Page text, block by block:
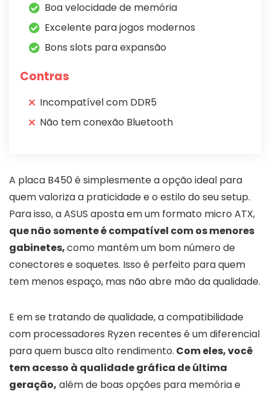
Boa velocidade de memória
Excelente para jogos modernos
Bons slots para expansão
Contras
Incompatível com DDR5
Não tem conexão Bluetooth
A placa B450 é simplesmente a opção ideal para
quem valoriza a praticidade e o estilo do seu setup.
Para isso, a ASUS aposta em um formato micro ATX,
que não somente é compatível com os menores
gabinetes,como mantém um bom número de
conectores e soquetes. Isso é perfeito para quem
tem menos espaço, mas não abre mão da qualidade.
E em se tratando de qualidade, a compatibilidade
com processadores Ryzen recentes é um diferencial
para quem busca alto rendimento. Com eles, você
tem acesso à qualidade gráfica de última
geração, além de boas opções para memória e